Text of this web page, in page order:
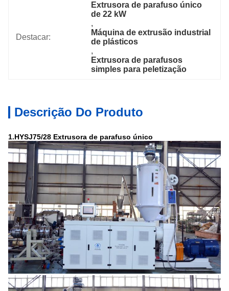
Destacar:
Extrusora de parafuso único
de 22 kW
,
Máquina de extrusão industrial
de plásticos
,
Extrusora de parafusos
simples para peletização
Descrição Do Produto
1.HYSJ75/28 Extrusora de parafuso único